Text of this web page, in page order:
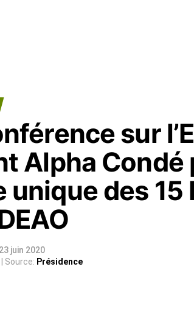
sur
Alpha Condé
unique des
juin 2020
| Source: Présidence